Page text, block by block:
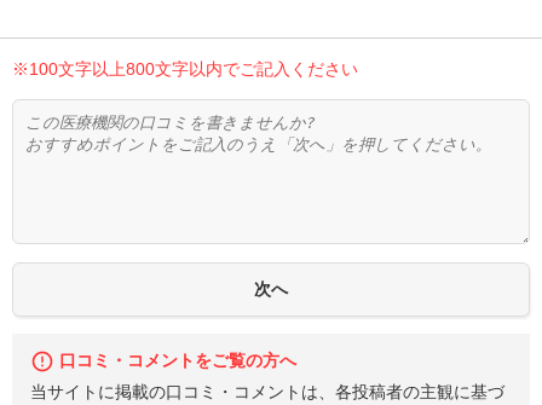
※100文字以上800文字以内でご記入ください
口コミ・コメントをご覧の方へ
当サイトに掲載の口コミ・コメントは、各投稿者の主観に基づ